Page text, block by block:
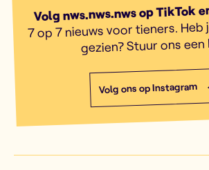
Volg nws.nws.nws op TikTok
7 op 7 nieuws voor tieners. Heb
gezien? Stuur ons een
Volg ons op Instagram